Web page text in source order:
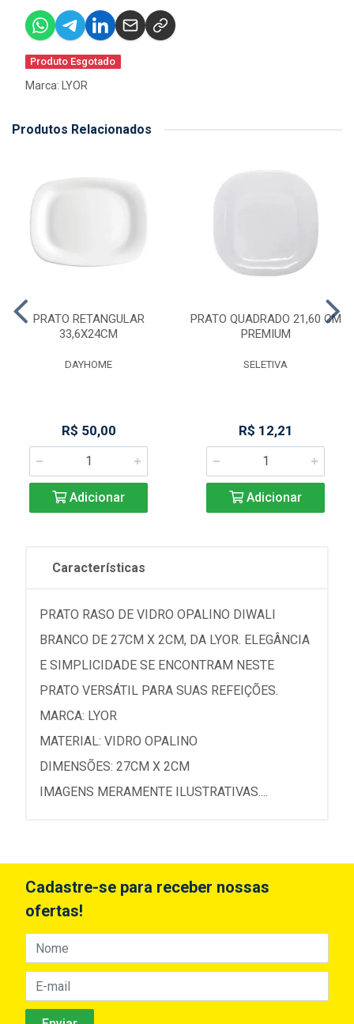
Produto Esgotado
Marca: LYOR
Produtos Relacionados
PRATO RETANGULAR
33,6X24CM
DAYHOME
R$ 50,00
Adicionar
PRATO QUADRADO 21,60 CM
PREMIUM
SELETIVA
R$ 12,21
Adicionar
Características
PRATO RASO DE VIDRO OPALINO DIWALI
BRANCO DE 27CM X 2CM, DA LYOR. ELEGÂNCIA
E SIMPLICIDADE SE ENCONTRAM NESTE
PRATO VERSÁTIL PARA SUAS REFEIÇÕES.
MARCA: LYOR
MATERIAL: VIDRO OPALINO
DIMENSÕES: 27CM X 2CM
IMAGENS MERAMENTE ILUSTRATIVAS....
Cadastre-se para receber nossas
ofertas!